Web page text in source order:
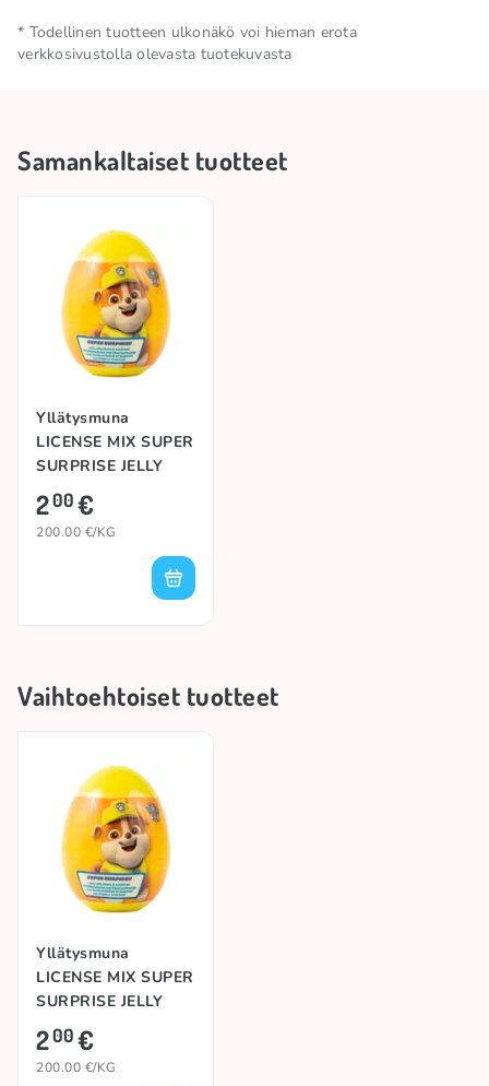
Nettomäärä 0.01 KG
Tuotemerkki BIP
* Todellinen tuotteen ulkonäkö voi hieman erota
verkkosivustolla olevasta tuotekuvasta
Samankaltaiset tuotteet
Yllätysmuna
LICENSE MIX SUPER
SURPRISE JELLY
BEANS, 10g
200€
200.00 €/KG
Vaihtoehtoiset tuotteet
Yllätysmuna
LICENSE MIX SUPER
SURPRISE JELLY
BEANS, 10g
200€
200.00 €/KG